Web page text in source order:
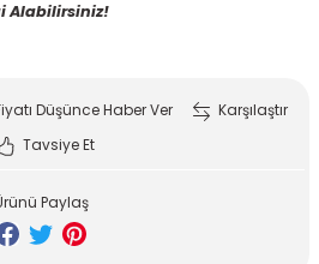
Alabilirsiniz!
Düşünce Haber Ver
Karşılaştır
Tavsiye Et
Paylaş